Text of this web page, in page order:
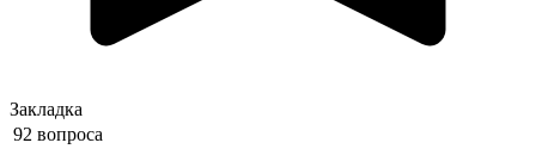
Закладка
92 вопроса